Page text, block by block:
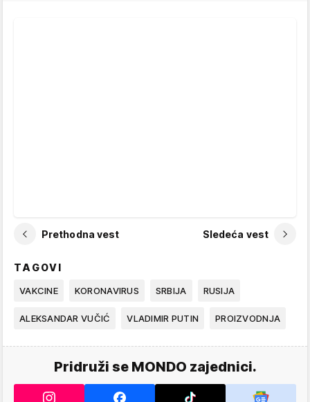
Prethodna vest Sledeća vest
TAGOVI
VAKCINE KORONAVIRUS SRBIJA RUSIJA
ALEKSANDAR VUČIĆ VLADIMIR PUTIN PROIZVODNJA
Pridruži se MONDO zajednici.